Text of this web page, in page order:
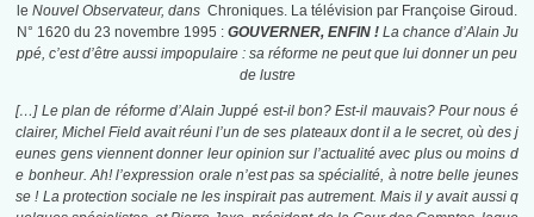
le Nouvel Observateur, dans Chroniques. La télévision par Françoise Giroud.
N° 1620 du 23 novembre 1995 : GOUVERNER, ENFIN ! La chance d’Alain Ju
ppé, c’est d’être aussi impopulaire : sa réforme ne peut que lui donner un peu
de lustre
[…] Le plan de réforme d’Alain Juppé est-il bon? Est-il mauvais? Pour nous é
clairer, Michel Field avait réuni l’un de ses plateaux dont il a le secret, où des j
eunes gens viennent donner leur opinion sur l’actualité avec plus ou moins d
e bonheur. Ah! l’expression orale n’est pas sa spécialité, à notre belle jeunes
se ! La protection sociale ne les inspirait pas autrement. Mais il y avait aussi q